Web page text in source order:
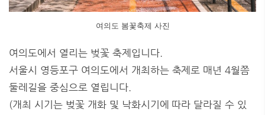
여의도 봄꽃축제 사진
여의도에서 열리는 벚꽃 축제입니다.
서울시 영등포구 여의도에서 개최하는 축제로 매년 4월쯤
둘레길을 중심으로 열립니다.
(개최 시기는 벚꽃 개화 및 낙화시기에 따라 달라질 수 있